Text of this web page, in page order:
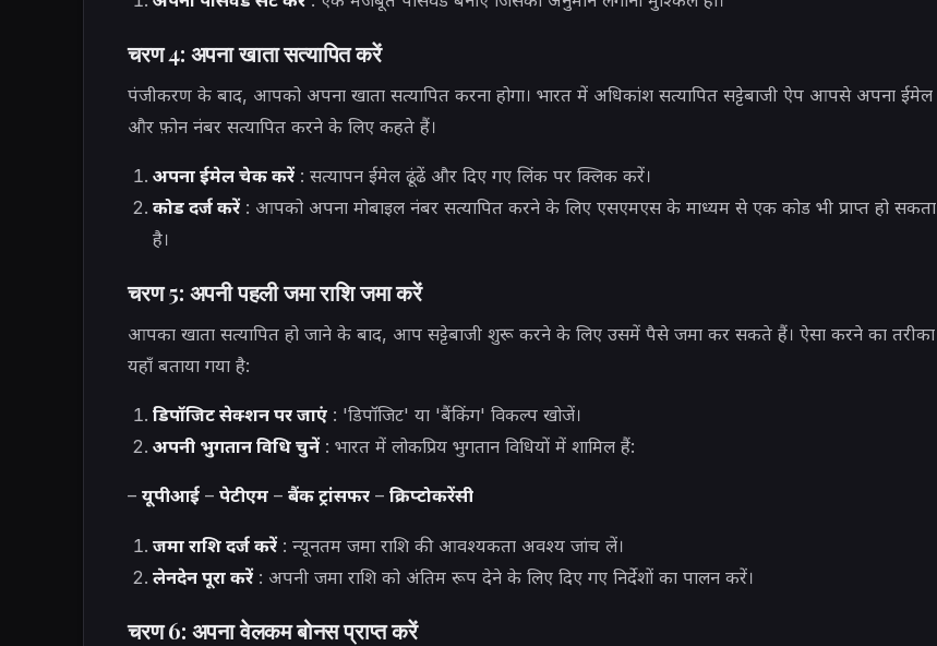
चरण 4: अपना खाता सत्यापित करें
पंजीकरण के बाद, आपको अपना खाता सत्यापित करना होगा। भारत में अधिकांश सत्यापित सट्टेबाजी ऐप आपसे अपना ईमेल
और फ़ोन नंबर सत्यापित करने के लिए कहते हैं।
अपना ईमेल चेक करें: सत्यापन ईमेल ढूंढें और दिए गए लिंक पर क्लिक करें।
कोड दर्ज करें: आपको अपना मोबाइल नंबर सत्यापित करने के लिए एसएमएस के माध्यम से एक कोड भी प्राप्त हो सकता
है।
चरण 5: अपनी पहली जमा राशि जमा करें
आपका खाता सत्यापित हो जाने के बाद, आप सट्टेबाजी शुरू करने के लिए उसमें पैसे जमा कर सकते हैं। ऐसा करने का तरीका
यहाँ बताया गया है:
डिपॉजिट सेक्शन पर जाएं: 'डिपॉजिट' या 'बैंकिंग' विकल्प खोजें।
अपनी भुगतान विधि चुनें: भारत में लोकप्रिय भुगतान विधियों में शामिल हैं:
– यूपीआई – पेटीएम – बैंक ट्रांसफर – क्रिप्टोकरेंसी
जमा राशि दर्ज करें: न्यूनतम जमा राशि की आवश्यकता अवश्य जांच लें।
लेनदेन पूरा करें: अपनी जमा राशि को अंतिम रूप देने के लिए दिए गए निर्देशों का पालन करें।
चरण 6: अपना वेलकम बोनस प्राप्त करें